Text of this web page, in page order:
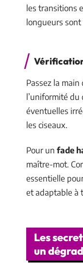
les transitions
longueurs
Passez la
l’uniformité du
éventuelles
les ciseaux.
Pour un fade
maître-mot.
essentielle
et adaptable à
Les
un